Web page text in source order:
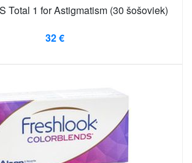
Total 1 for Astigmatism (30 šošoviek)
32 €